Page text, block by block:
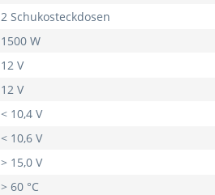
2 Schukosteckdosen
1500 W
12 V
12 V
< 10,4 V
< 10,6 V
> 15,0 V
> 60 °C